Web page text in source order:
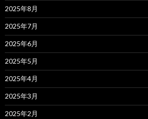
2025年8月
2025年7月
2025年6月
2025年5月
2025年4月
2025年3月
2025年2月